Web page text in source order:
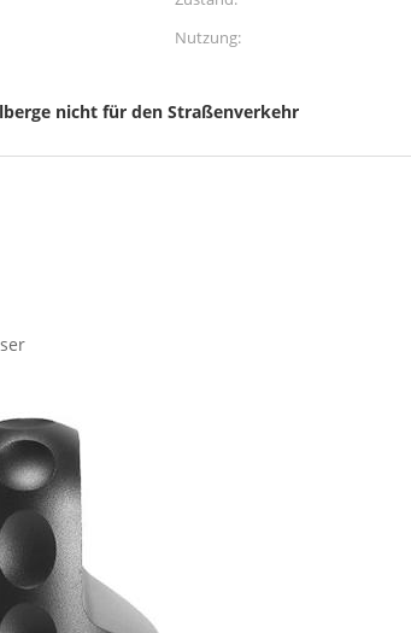
Nutzung:
nicht für den Straßenverkehr